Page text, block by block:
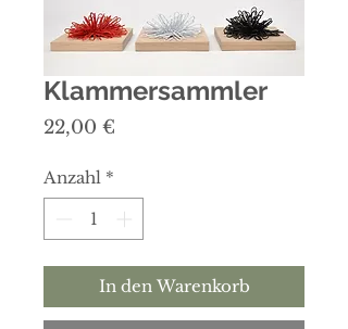
Klammersammler
22,00 €
Anzahl *
In den Warenkorb